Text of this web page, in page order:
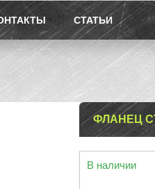
СТАТЬИ
ФЛАНЕЦ
В наличии